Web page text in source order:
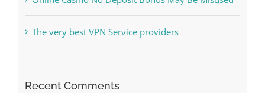
The very best VPN Service providers
Recent Comments